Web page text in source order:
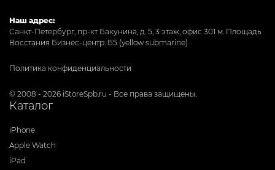
Наш адрес:
Санкт-Петербург, пр-кт Бакунина, д. 5, 3 этаж, офис 301 м. Площадь
Восстания Бизнес-центр: Б5 (yellow submarine)
Политика конфиденциальности
© 2008 - 2026 iStoreSpb.ru - Все права защищены.
Каталог
iPhone
Apple Watch
iPad